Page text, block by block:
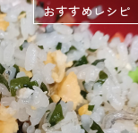
おすすめレシピ